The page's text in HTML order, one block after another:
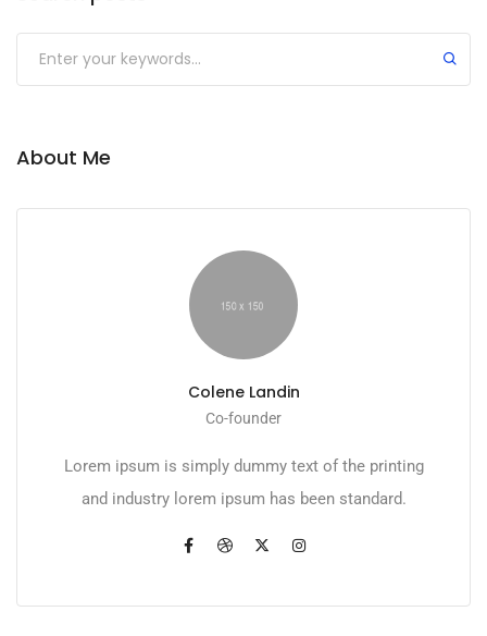
Submit
About Me
Colene Landin
Co-founder
Lorem ipsum is simply dummy text of the printing
and industry lorem ipsum has been standard.